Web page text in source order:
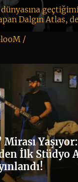
Dalgın Atlas,
/
Yaşıyor:
İlk Stüdyo